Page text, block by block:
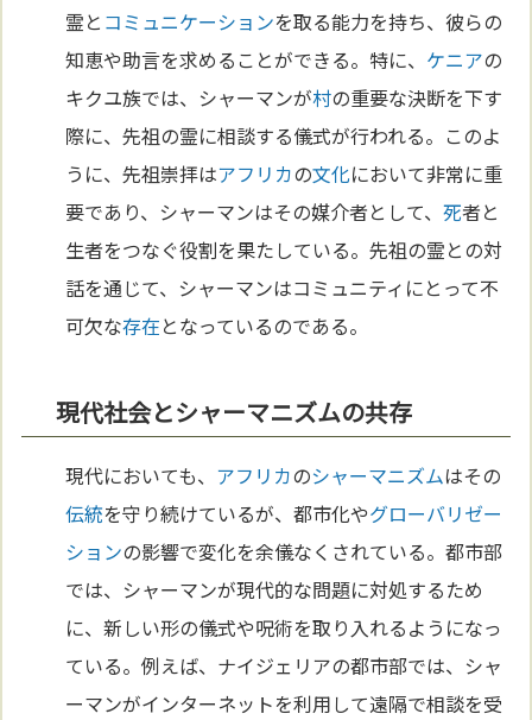
霊と コミュニケーションを取る能力を持ち、彼らの
知恵や助言を求めることができる。特に、 ケニアの
キクユ族では、シャーマンが村の重要な決断を下す
際に、先祖の霊に相談する儀式が行われる。このよ
うに、先祖崇拝はアフリカの文化において非常に重
要であり、シャーマンはその媒介者として、死者と
生者をつなぐ役割を果たしている。先祖の霊との対
話を通じて、シャーマンはコミュニティにとって不
可欠な存在となっているのである。
現代社会とシャーマニズムの共存
現代においても、 アフリカのシャーマニズムはその
伝統を守り続けているが、都市化やグローバリゼー
ションの影響で変化を余儀なくされている。都市部
では、シャーマンが現代的な問題に対処するため
に、新しい形の儀式や呪術を取り入れるようになっ
ている。例えば、ナイジェリアの都市部では、シャ
ーマンがインターネットを利用して遠隔で相談を受